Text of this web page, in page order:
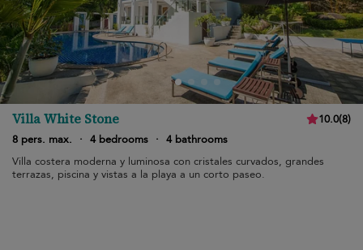
Villa White Stone 10.0(8)
8 pers. max.
· 4 bedrooms · 4 bathrooms
Villa costera moderna y luminosa con cristales curvados, grandes
terrazas, piscina y vistas a la playa a un corto paseo.